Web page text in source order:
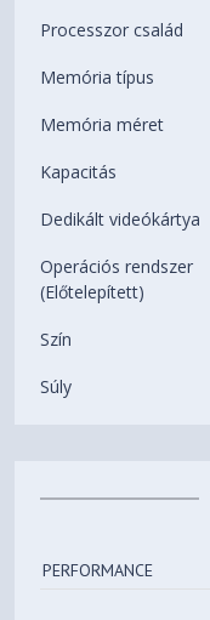
Processzor család
Memória típus
Memória méret
Kapacitás
Dedikált videókártya
Operációs rendszer
(Előtelepített)
Szín
Súly
PERFORMANCE